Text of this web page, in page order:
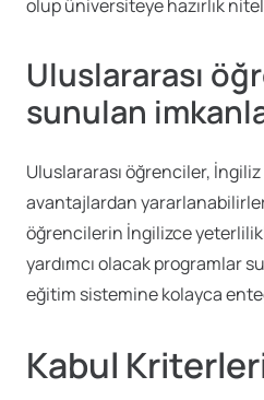
olup üniversiteye hazırlık
Uluslararası
sunulan
Uluslararası öğrenciler,
avantajlardan
öğrencilerin İngilizce
yardımcı olacak programlar
eğitim sistemine kolayca
Kabul